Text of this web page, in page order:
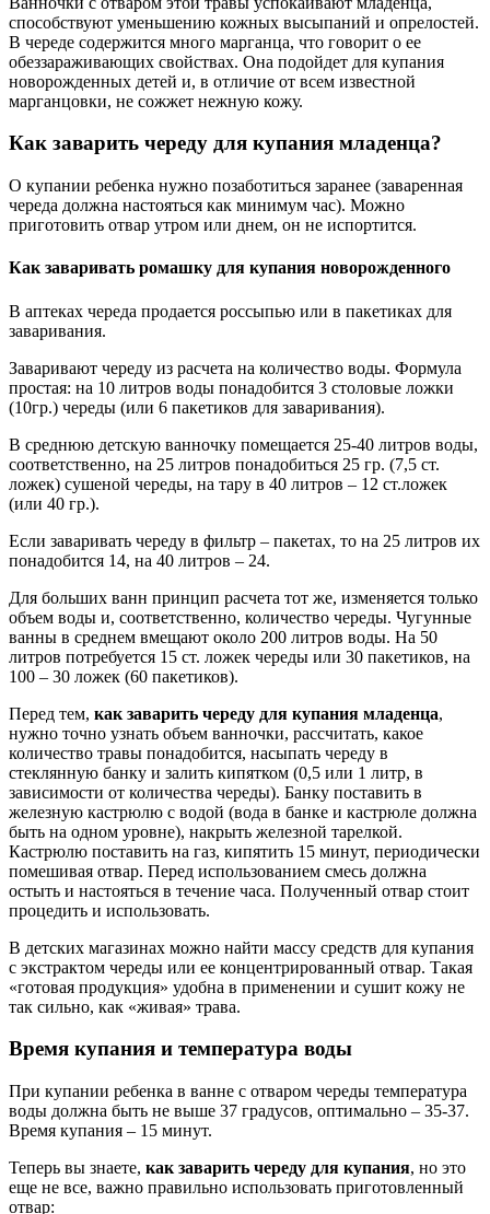
способствуют уменьшению кожных высыпаний и опрелостей.
В череде содержится много марганца, что говорит о ее
обеззараживающих свойствах. Она подойдет для купания
новорожденных детей и, в отличие от всем известной
марганцовки, не сожжет нежную кожу.
Как заварить череду для купания младенца?
О купании ребенка нужно позаботиться заранее (заваренная
череда должна настояться как минимум час). Можно
приготовить отвар утром или днем, он не испортится.
Как заваривать ромашку для купания новорожденного
В аптеках череда продается россыпью или в пакетиках для
заваривания.
Заваривают череду из расчета на количество воды. Формула
простая: на 10 литров воды понадобится 3 столовые ложки
(10гр.) череды (или 6 пакетиков для заваривания).
В среднюю детскую ванночку помещается 25-40 литров воды,
соответственно, на 25 литров понадобиться 25 гр. (7,5 ст.
ложек) сушеной череды, на тару в 40 литров – 12 ст.ложек
(или 40 гр.).
Если заваривать череду в фильтр – пакетах, то на 25 литров их
понадобится 14, на 40 литров – 24.
Для больших ванн принцип расчета тот же, изменяется только
объем воды и, соответственно, количество череды. Чугунные
ванны в среднем вмещают около 200 литров воды. На 50
литров потребуется 15 ст. ложек череды или 30 пакетиков, на
100 – 30 ложек (60 пакетиков).
Перед тем, как заварить череду для купания младенца,
нужно точно узнать объем ванночки, рассчитать, какое
количество травы понадобится, насыпать череду в
стеклянную банку и залить кипятком (0,5 или 1 литр, в
зависимости от количества череды). Банку поставить в
железную кастрюлю с водой (вода в банке и кастрюле должна
быть на одном уровне), накрыть железной тарелкой.
Кастрюлю поставить на газ, кипятить 15 минут, периодически
помешивая отвар. Перед использованием смесь должна
остыть и настояться в течение часа. Полученный отвар стоит
процедить и использовать.
В детских магазинах можно найти массу средств для купания
с экстрактом череды или ее концентрированный отвар. Такая
«готовая продукция» удобна в применении и сушит кожу не
так сильно, как «живая» трава.
Время купания и температура воды
При купании ребенка в ванне с отваром череды температура
воды должна быть не выше 37 градусов, оптимально – 35-37.
Время купания – 15 минут.
Теперь вы знаете, как заварить череду для купания, но это
еще не все, важно правильно использовать приготовленный
отвар: